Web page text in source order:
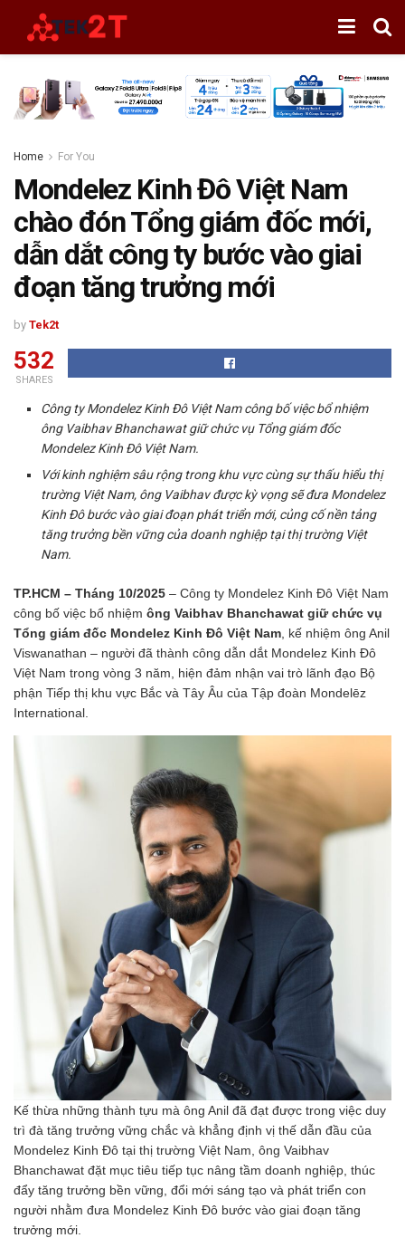
Home For You
Mondelez Kinh Đô Việt Nam
chào đón Tổng giám đốc mới,
dẫn dắt công ty bước vào giai
đoạn tăng trưởng mới
by Tek2t
532
SHARES
Công ty Mondelez Kinh Đô Việt Nam công bố việc bổ nhiệm
ông Vaibhav Bhanchawat giữ chức vụ Tổng giám đốc
Mondelez Kinh Đô Việt Nam.
Với kinh nghiệm sâu rộng trong khu vực cùng sự thấu hiểu thị
trường Việt Nam, ông Vaibhav được kỳ vọng sẽ đưa Mondelez
Kinh Đô bước vào giai đoạn phát triển mới, củng cố nền tảng
tăng trưởng bền vững của doanh nghiệp tại thị trường Việt
Nam.
TP.HCM – Tháng 10/2025 – Công ty Mondelez Kinh Đô Việt Nam
công bố việc bổ nhiệm ông Vaibhav Bhanchawat giữ chức vụ
Tổng giám đốc Mondelez Kinh Đô Việt Nam , kế nhiệm ông Anil
Viswanathan – người đã thành công dẫn dắt Mondelez Kinh Đô
Việt Nam trong vòng 3 năm, hiện đảm nhận vai trò lãnh đạo Bộ
phận Tiếp thị khu vực Bắc và Tây Âu của Tập đoàn Mondelēz
International.
Kế thừa những thành tựu mà ông Anil đã đạt được trong việc duy
trì đà tăng trưởng vững chắc và khẳng định vị thế dẫn đầu của
Mondelez Kinh Đô tại thị trường Việt Nam, ông Vaibhav
Bhanchawat đặt mục tiêu tiếp tục nâng tầm doanh nghiệp, thúc
đẩy tăng trưởng bền vững, đổi mới sáng tạo và phát triển con
người nhằm đưa Mondelez Kinh Đô bước vào giai đoạn tăng
trưởng mới.